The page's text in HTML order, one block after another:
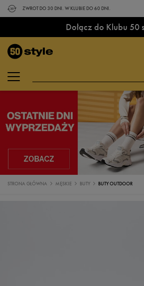
ZWROT DO 30 DNI. W KLUBIE DO 60 DNI.
Dołącz do Klubu 50
STRONA GŁÓWNA MĘSKIE BUTY BUTY OUTDOOR